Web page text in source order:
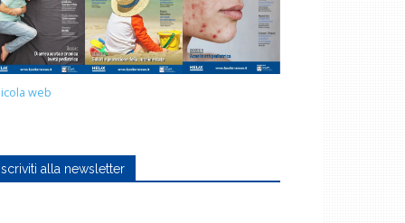
web
alla newsletter